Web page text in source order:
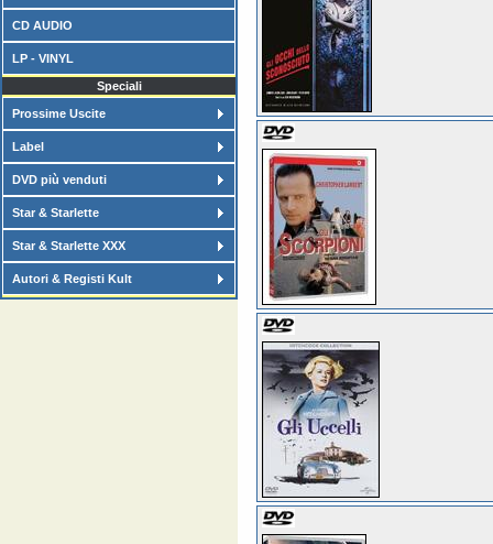
CD AUDIO
LP - VINYL
Speciali
Prossime Uscite
Label
DVD più venduti
Star & Starlette
Star & Starlette XXX
Autori & Registi Kult